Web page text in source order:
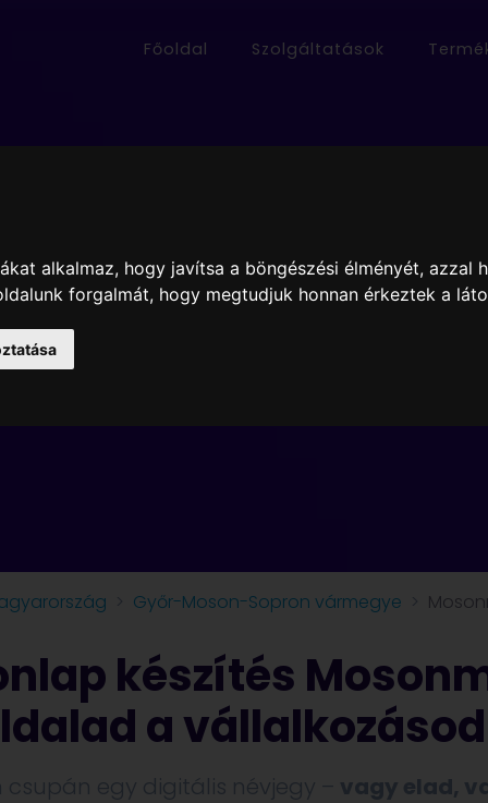
alkalmaz, hogy javítsa a böngészési élményét, azzal
forgalmát, hogy megtudjuk honnan érkeztek a
Főoldal Szolgáltatások
készítés -
évben
Győr-Moson-Sopron vármegye
készítés
a
egy digitális névjegy – vagy elad,